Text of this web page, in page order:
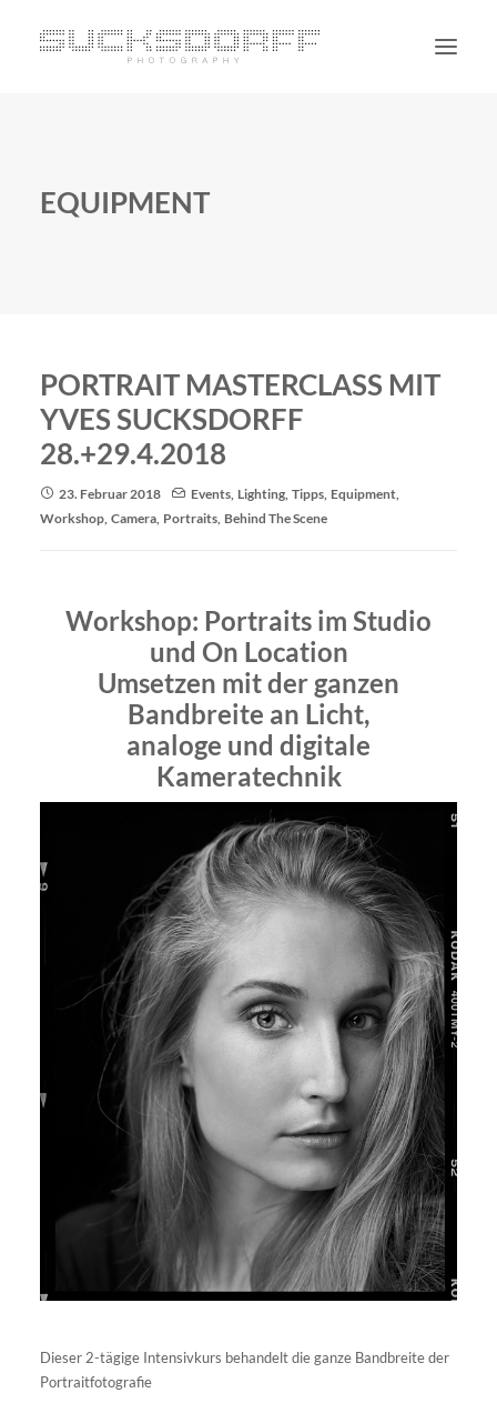
PERSONAL
EQUIPMENT
PORTRAIT MASTERCLASS MIT
YVES SUCKSDORFF
28.+29.4.2018
23. Februar 2018 Events, Lighting, Tipps, Equipment,
Workshop, Camera, Portraits, Behind The Scene
Workshop: Portraits im Studio
und On Location
Umsetzen mit der ganzen
Bandbreite an Licht,
analoge und digitale
Kameratechnik
Dieser 2-tägige Intensivkurs behandelt die ganze Bandbreite der
Portraitfotografie